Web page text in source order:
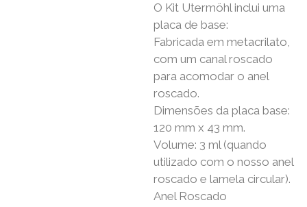
O Kit Utermöhl inclui uma
placa de base:
Fabricada em metacrilato,
com um canal roscado
para acomodar o anel
roscado.
Dimensões da placa base:
120 mm x 43 mm.
Volume: 3 ml (quando
utilizado com o nosso anel
roscado e lamela circular).
Anel Roscado